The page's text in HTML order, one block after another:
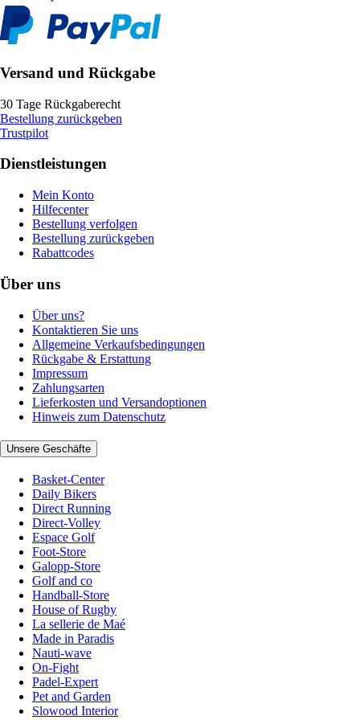
Versand und Rückgabe
30 Tage Rückgaberecht
Bestellung zurückgeben
Trustpilot
Dienstleistungen
Mein Konto
Hilfecenter
Bestellung verfolgen
Bestellung zurückgeben
Rabattcodes
Über uns
Über uns?
Kontaktieren Sie uns
Allgemeine Verkaufsbedingungen
Rückgabe & Erstattung
Impressum
Zahlungsarten
Lieferkosten und Versandoptionen
Hinweis zum Datenschutz
Unsere Geschäfte
Basket-Center
Daily Bikers
Direct Running
Direct-Volley
Espace Golf
Foot-Store
Galopp-Store
Golf and co
Handball-Store
House of Rugby
La sellerie de Maé
Made in Paradis
Nauti-wave
On-Fight
Padel-Expert
Pet and Garden
Slowood Interior